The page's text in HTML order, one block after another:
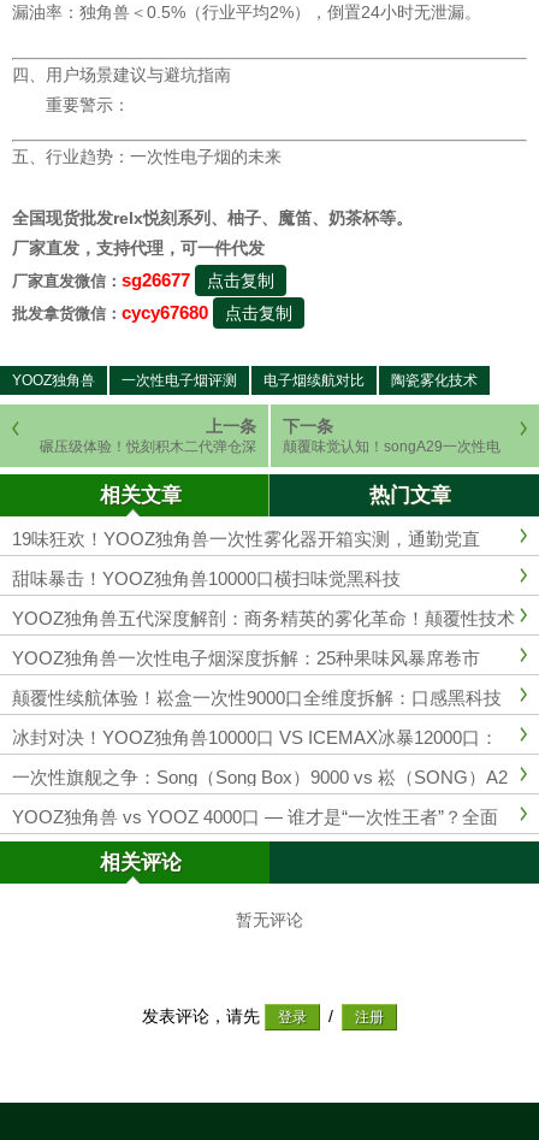
漏油率：独角兽＜0.5%（行业平均2%），倒置24小时无泄漏。
四、用户场景建议与避坑指南
重要警示：
五、行业趋势：一次性电子烟的未来
全国现货批发relx悦刻系列、柚子、魔笛、奶茶杯等。
厂家直发，支持代理，可一件代发
厂家直发微信： sg26677 点击复制
批发拿货微信： cycy67680 点击复制
YOOZ独角兽 一次性电子烟评测 电子烟续航对比 陶瓷雾化技术
上一条
碾压级体验！悦刻积木二代弹仓深
度评测：31种低甜口味+22000口续
航，原装用户必看升级指南
下一条
颠覆味觉认知！songA29一次性电
子烟深度拆解：核心技术+12种爆款
口味全维度评测
相关文章 热门文章
19味狂欢！YOOZ独角兽一次性雾化器开箱实测，通勤党直
呼"真香"！
甜味暴击！YOOZ独角兽10000口横扫味觉黑科技
YOOZ独角兽五代深度解剖：商务精英的雾化革命！颠覆性技术
如何重塑行业格局？
YOOZ独角兽一次性电子烟深度拆解：25种果味风暴席卷市
场！
颠覆性续航体验！崧盒一次性9000口全维度拆解：口感黑科技
如何重新定义行业标杆？
冰封对决！YOOZ独角兽10000口 VS ICEMAX冰暴12000口：
一次性电子烟巅峰之战
一次性旗舰之争：Song（Song Box）9000 vs 崧（SONG）A2
9 —— 深度评测、口味对比与购机建议
YOOZ独角兽 vs YOOZ 4000口 — 谁才是“一次性王者”？全面
深度评测
相关评论
暂无评论
发表评论，请先 /